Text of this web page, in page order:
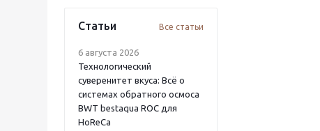
Статьи Все статьи
6 августа 2026
Технологический
суверенитет вкуса: Всё о
системах обратного осмоса
BWT bestaqua ROC для
HoReCa